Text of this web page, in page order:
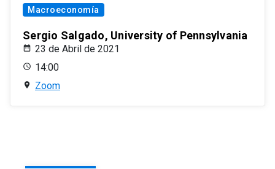
Macroeconomía
Sergio Salgado, University of Pennsylvania
23 de Abril de 2021
14:00
Zoom